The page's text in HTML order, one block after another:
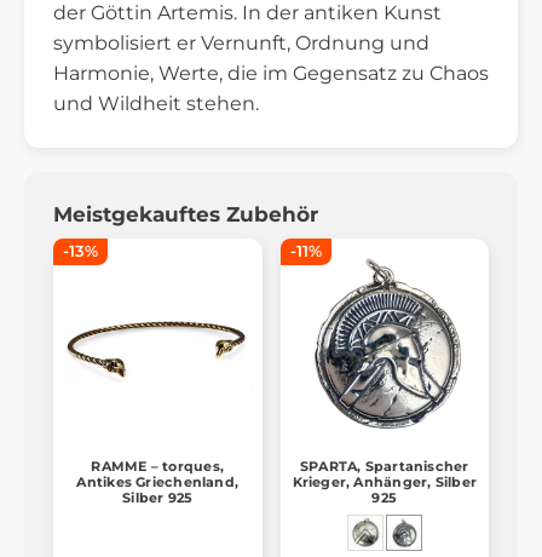
der Göttin Artemis. In der antiken Kunst
symbolisiert er Vernunft, Ordnung und
Harmonie, Werte, die im Gegensatz zu Chaos
und Wildheit stehen.
Meistgekauftes Zubehör
-13%
RAMME – torques,
Antikes Griechenland,
Silber 925
-11%
SPARTA, Spartanischer
Krieger, Anhänger, Silber
925